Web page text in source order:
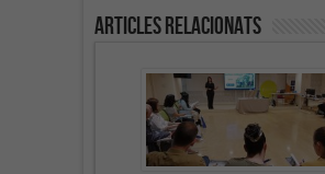
Articles Relacionats